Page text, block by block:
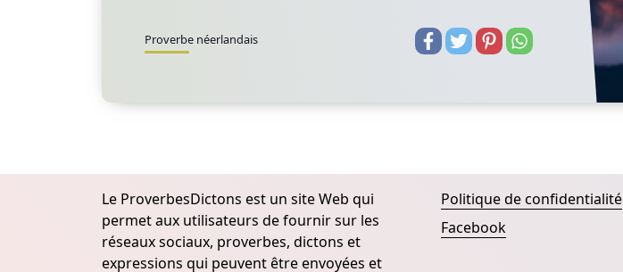
Proverbe néerlandais
Le ProverbesDictons est un site Web qui
permet aux utilisateurs de fournir sur les
réseaux sociaux, proverbes, dictons et
expressions qui peuvent être envoyées et
Politique de confidentialité
Facebook